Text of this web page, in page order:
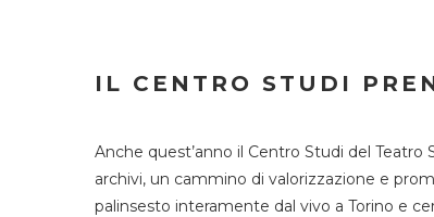
IL CENTRO STUDI
Anche quest’anno il Centro Studi del
archivi, un cammino di valorizzazione e
palinsesto interamente dal vivo a Torino e